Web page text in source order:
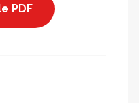
PDF